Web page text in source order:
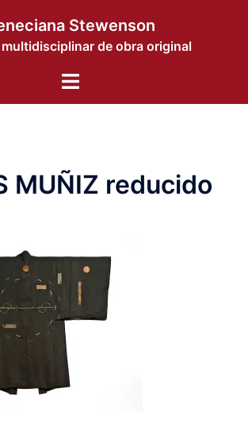
Stewenson
de obra original
Alternar
MUÑIZ reducido